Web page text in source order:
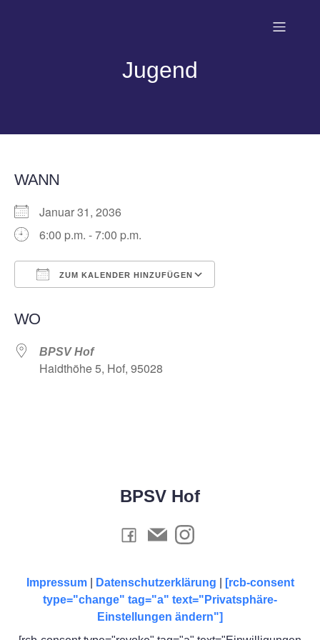
Jugend
WANN
Januar 31, 2036
6:00 p.m. - 7:00 p.m.
ZUM KALENDER HINZUFÜGEN
WO
BPSV Hof
Haidthöhe 5, Hof, 95028
BPSV Hof
Impressum Datenschutzerklärung
[rcb-consent
type="change" tag="a" text="Privatsphäre-
Einstellungen ändern"]